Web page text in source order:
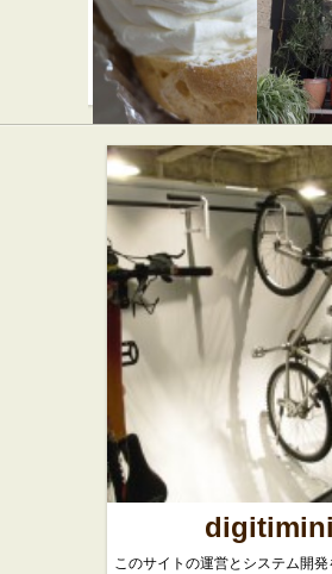
西洋料理
カフェ・
森の朝 ★☆☆
スイーツ
フレンチ
このサイトの運営とシステム開